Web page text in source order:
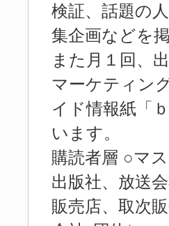
検証、話題の
集企画などを
また月１回、
マーケティン
イド情報紙「
います。
購読者層 ○マ
出版社、放送
販売店、取次